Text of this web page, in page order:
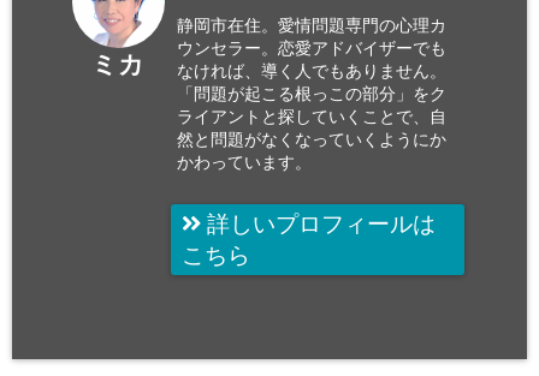
ミカ
静岡市在住。愛情問題専門の心理カ
ウンセラー。恋愛アドバイザーでも
なければ、導く人でもありません。
「問題が起こる根っこの部分」をク
ライアントと探していくことで、自
然と問題がなくなっていくようにか
かわっています。
詳しいプロフィールは
こちら